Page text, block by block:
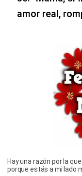
amor real,
Hay una razón por la
porque estás a mi lado